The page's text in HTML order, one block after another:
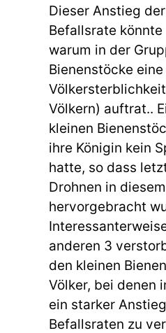
Dieser Anstieg
Befallsrate könnte
warum in der
Bienenstöcke
Völkern) auftrat..
kleinen
ihre Königin kein
hatte, so dass
Drohnen in
hervorgebracht
anderen 3
den kleinen
Völker, bei denen
ein starker
Befallsraten zu